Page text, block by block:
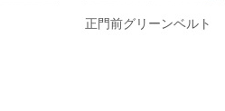
正門前グリーンベルト